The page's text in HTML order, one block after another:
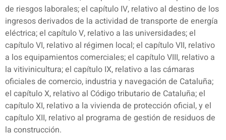
de riesgos laborales; el capítulo IV, relativo al destino de los
ingresos derivados de la actividad de transporte de energía
eléctrica; el capítulo V, relativo a las universidades; el
capítulo VI, relativo al régimen local; el capítulo VII, relativo
a los equipamientos comerciales; el capítulo VIII, relativo a
la vitivinicultura; el capítulo IX, relativo a las cámaras
oficiales de comercio, industria y navegación de Cataluña;
el capítulo X, relativo al Código tributario de Cataluña; el
capítulo XI, relativo a la vivienda de protección oficial, y el
capítulo XII, relativo al programa de gestión de residuos de
la construcción.